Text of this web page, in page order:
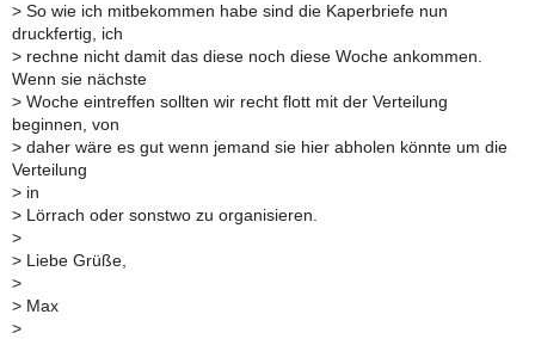
> So wie ich mitbekommen habe sind die Kaperbriefe nun
druckfertig, ich
> rechne nicht damit das diese noch diese Woche ankommen.
Wenn sie nächste
> Woche eintreffen sollten wir recht flott mit der Verteilung
beginnen, von
> daher wäre es gut wenn jemand sie hier abholen könnte um die
Verteilung
> in
> Lörrach oder sonstwo zu organisieren.
>
> Liebe Grüße,
>
> Max
>